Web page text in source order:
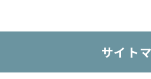
サイト